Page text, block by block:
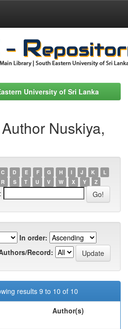
University of Sri Lanka
Nuskiya,
C D E F G H I J K
L
R S T U V W X Y Z
In order:
Record:
results 9 to 10 of 10
Author(s)